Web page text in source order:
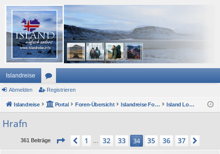
Islandreise
or
en
Abmelden Registrieren
Islandreise Portal Foren-Übersicht Islandreise Forum Island Lounge und ForumsForum
Hrafn
361 Beiträge Seite 34 von37
Vorherige
1 32 33 34 35 36 37